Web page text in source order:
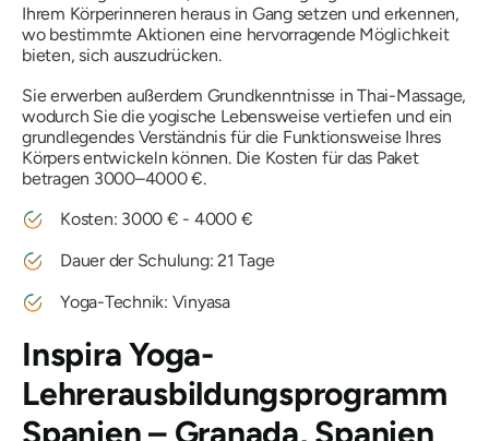
Ihrem Körperinneren heraus in Gang setzen und erkennen,
wo bestimmte Aktionen eine hervorragende Möglichkeit
bieten, sich auszudrücken.
Sie erwerben außerdem Grundkenntnisse in Thai-Massage,
wodurch Sie die yogische Lebensweise vertiefen und ein
grundlegendes Verständnis für die Funktionsweise Ihres
Körpers entwickeln können. Die Kosten für das Paket
betragen 3000–4000 €.
Kosten: 3000 € - 4000 €
Dauer der Schulung: 21 Tage
Yoga-Technik: Vinyasa
Inspira Yoga-
Lehrerausbildungsprogramm
Spanien – Granada, Spanien